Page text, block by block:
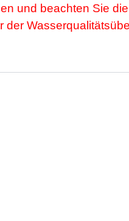
und beachten Sie